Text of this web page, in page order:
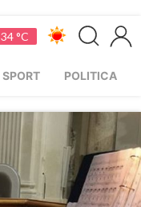
34 °C
SPORT POLITICA